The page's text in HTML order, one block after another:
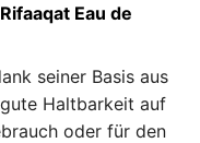
Eau de
seiner Basis aus
Haltbarkeit auf
oder für den